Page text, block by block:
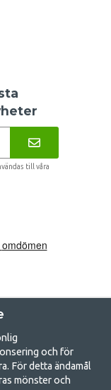
till våra
och för
För detta ändamål
mönster och